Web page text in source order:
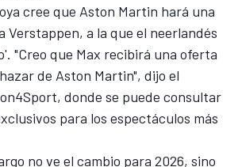
cree que Aston Martin hará una
Verstappen, a la que el neerlandés
"Creo que Max recibirá una oferta
de Aston Martin", dijo el
donde se puede consultar
para los espectáculos más
no ve el cambio para 2026, sino